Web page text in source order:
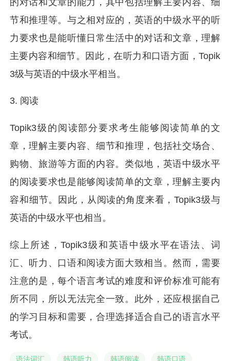
节和推理等。与之相对应的，英语的中级水平的听
力要求也是能听懂日常生活中的对话和文章，理解
主要内容和细节。因此，在听力和口语方面，Topik
3级与英语的中级水平相当。
3. 阅读
Topik3级的阅读部分要求考生能够阅读简单的文
章，理解主要内容、细节和推理，包括社交场合、
购物、旅游等方面的内容。类似地，英语中级水平
的阅读要求也是能够阅读简单的文章，理解主要内
容和细节。因此，从阅读的角度来看，Topik3级与
英语的中级水平也相当。
综上所述，Topik3级和英语中级水平在语法、词
汇、听力、口语和阅读方面大致相当。然而，需要
注意的是，每个语言考试的难度和评价标准可能有
所不同，所以无法完全一致。此外，还应根据自己
的学习目标和需要，合理选择适合自己的语言水平
考试。
语法词汇 韩语听力 韩语阅读 韩语口语